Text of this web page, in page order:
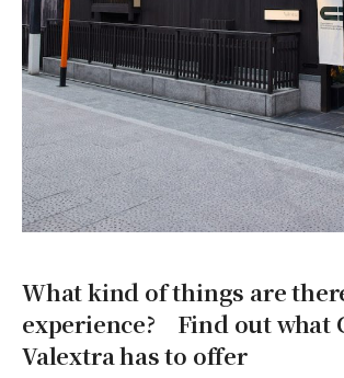
What kind of things are
experience? Find out what
Valextra has to offer